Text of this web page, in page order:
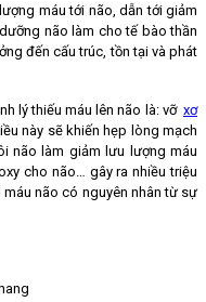
máu tới não, dẫn tới giảm
não làm cho tế bào thần
đến cấu trúc, tồn tại và phát
lý thiếu máu lên não là: vỡ xơ
này sẽ khiến hẹp lòng mạch
não làm giảm lưu lượng máu
cho não… gây ra nhiều triệu
não có nguyên nhân từ sự